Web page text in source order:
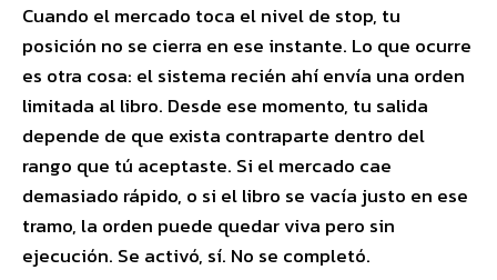
Cuando el mercado toca el nivel de stop, tu
posición no se cierra en ese instante. Lo que ocurre
es otra cosa: el sistema recién ahí envía una orden
limitada al libro. Desde ese momento, tu salida
depende de que exista contraparte dentro del
rango que tú aceptaste. Si el mercado cae
demasiado rápido, o si el libro se vacía justo en ese
tramo, la orden puede quedar viva pero sin
ejecución. Se activó, sí. No se completó.